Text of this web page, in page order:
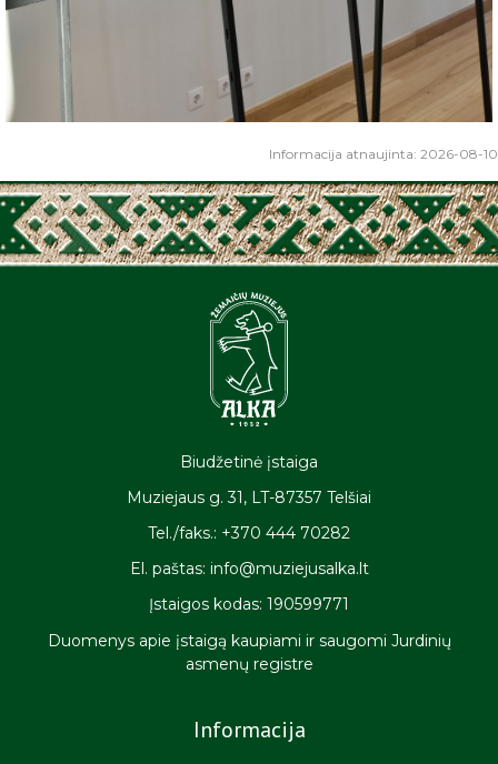
Informacija atnaujinta: 2026-08-10
Biudžetinė įstaiga
Muziejaus g. 31, LT-87357 Telšiai
Tel./faks.: +370 444 70282
El. paštas: info@muziejusalka.lt
Įstaigos kodas: 190599771
Duomenys apie įstaigą kaupiami ir saugomi Jurdinių
asmenų registre
Informacija